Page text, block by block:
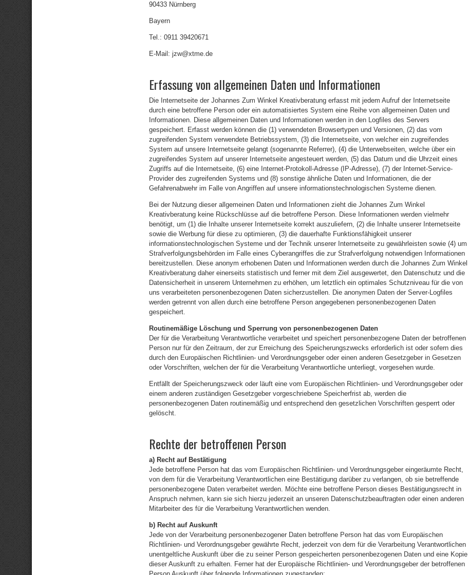
90433 Nürnberg
Bayern
Tel.: 0911 39420671
E-Mail: jzw@xtme.de
Erfassung von allgemeinen Daten und Informationen
Die Internetseite der Johannes Zum Winkel Kreativberatung erfasst mit jedem Aufruf der Internetseite
durch eine betroffene Person oder ein automatisiertes System eine Reihe von allgemeinen Daten und
Informationen. Diese allgemeinen Daten und Informationen werden in den Logfiles des Servers
gespeichert. Erfasst werden können die (1) verwendeten Browsertypen und Versionen, (2) das vom
zugreifenden System verwendete Betriebssystem, (3) die Internetseite, von welcher ein zugreifendes
System auf unsere Internetseite gelangt (sogenannte Referrer), (4) die Unterwebseiten, welche über ein
zugreifendes System auf unserer Internetseite angesteuert werden, (5) das Datum und die Uhrzeit eines
Zugriffs auf die Internetseite, (6) eine Internet-Protokoll-Adresse (IP-Adresse), (7) der Internet-Service-
Provider des zugreifenden Systems und (8) sonstige ähnliche Daten und Informationen, die der
Gefahrenabwehr im Falle von Angriffen auf unsere informationstechnologischen Systeme dienen.
Bei der Nutzung dieser allgemeinen Daten und Informationen zieht die Johannes Zum Winkel
Kreativberatung keine Rückschlüsse auf die betroffene Person. Diese Informationen werden vielmehr
benötigt, um (1) die Inhalte unserer Internetseite korrekt auszuliefern, (2) die Inhalte unserer Internetseite
sowie die Werbung für diese zu optimieren, (3) die dauerhafte Funktionsfähigkeit unserer
informationstechnologischen Systeme und der Technik unserer Internetseite zu gewährleisten sowie (4) um
Strafverfolgungsbehörden im Falle eines Cyberangriffes die zur Strafverfolgung notwendigen Informationen
bereitzustellen. Diese anonym erhobenen Daten und Informationen werden durch die Johannes Zum Winkel
Kreativberatung daher einerseits statistisch und ferner mit dem Ziel ausgewertet, den Datenschutz und die
Datensicherheit in unserem Unternehmen zu erhöhen, um letztlich ein optimales Schutzniveau für die von
uns verarbeiteten personenbezogenen Daten sicherzustellen. Die anonymen Daten der Server-Logfiles
werden getrennt von allen durch eine betroffene Person angegebenen personenbezogenen Daten
gespeichert.
Routinemäßige Löschung und Sperrung von personenbezogenen Daten
Der für die Verarbeitung Verantwortliche verarbeitet und speichert personenbezogene Daten der betroffenen
Person nur für den Zeitraum, der zur Erreichung des Speicherungszwecks erforderlich ist oder sofern dies
durch den Europäischen Richtlinien- und Verordnungsgeber oder einen anderen Gesetzgeber in Gesetzen
oder Vorschriften, welchen der für die Verarbeitung Verantwortliche unterliegt, vorgesehen wurde.
Entfällt der Speicherungszweck oder läuft eine vom Europäischen Richtlinien- und Verordnungsgeber oder
einem anderen zuständigen Gesetzgeber vorgeschriebene Speicherfrist ab, werden die
personenbezogenen Daten routinemäßig und entsprechend den gesetzlichen Vorschriften gesperrt oder
gelöscht.
Rechte der betroffenen Person
a) Recht auf Bestätigung
Jede betroffene Person hat das vom Europäischen Richtlinien- und Verordnungsgeber eingeräumte Recht,
von dem für die Verarbeitung Verantwortlichen eine Bestätigung darüber zu verlangen, ob sie betreffende
personenbezogene Daten verarbeitet werden. Möchte eine betroffene Person dieses Bestätigungsrecht in
Anspruch nehmen, kann sie sich hierzu jederzeit an unseren Datenschutzbeauftragten oder einen anderen
Mitarbeiter des für die Verarbeitung Verantwortlichen wenden.
b) Recht auf Auskunft
Jede von der Verarbeitung personenbezogener Daten betroffene Person hat das vom Europäischen
Richtlinien- und Verordnungsgeber gewährte Recht, jederzeit von dem für die Verarbeitung Verantwortlichen
unentgeltliche Auskunft über die zu seiner Person gespeicherten personenbezogenen Daten und eine Kopie
dieser Auskunft zu erhalten. Ferner hat der Europäische Richtlinien- und Verordnungsgeber der betroffenen